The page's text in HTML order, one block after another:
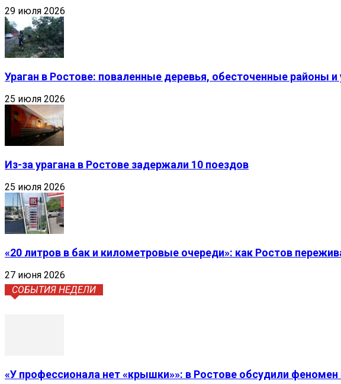
29 июля 2026
Ураган в Ростове: поваленные деревья, обесточенные районы
25 июля 2026
Из-за урагана в Ростове задержали 10 поездов
25 июля 2026
«20 литров в бак и километровые очереди»: как Ростов
27 июня 2026
СОБЫТИЯ НЕДЕЛИ
«У профессионала нет «крышки»»: в Ростове обсудили феномен